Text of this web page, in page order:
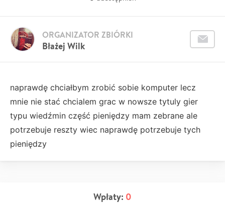
Błażej Wilk
ORGANIZATOR ZBIÓRKI
naprawdę chciałbym zrobić sobie komputer lecz
mnie nie stać chcialem grac w nowsze tytuly gier
typu wiedźmin część pieniędzy mam zebrane ale
potrzebuje reszty wiec naprawdę potrzebuje tych
pieniędzy
Wpłaty: 0